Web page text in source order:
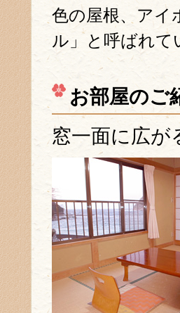
色の屋根、アイ
ル」と呼ばれて
お部屋のご
窓一面に広が